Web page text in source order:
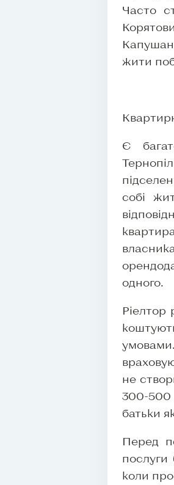
Часто
жити
Є
собі
одного.
Ріелтор
не
300-500
батьки
Перед
послуги
коли